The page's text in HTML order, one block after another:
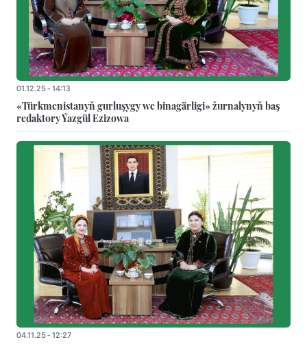
01.12.25 - 14:13
«Türkmenistanyň gurluşygy we binagärligi» žurnalynyň baş
redaktory Ýazgül Ezizowa
04.11.25 - 12:27